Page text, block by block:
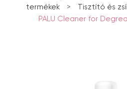
termékek
> Tisztító és
PALU Cleaner for